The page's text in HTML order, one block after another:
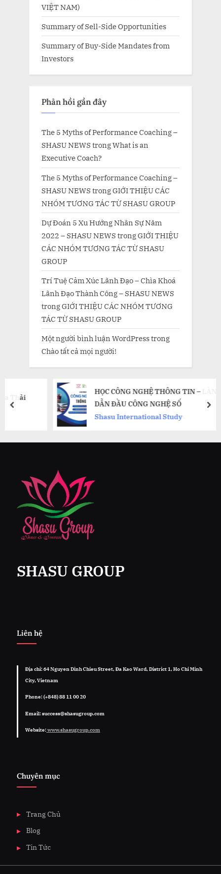
VIỆT NAM)
Summary of Sell-Side Opportunities
Summary of Buy-Side Mandates from
Investors
Phản hồi gần đây
The 5 Myths of Performance Coaching –
SHASU NEWS trongWhat is an
Executive Coach?
The 5 Myths of Performance Coaching –
SHASU NEWS trongGIỚI THIỆU CÁC
NHÓM TƯƠNG TÁC TỪ SHASU GROUP
Dự Đoán 5 Xu Hướng Nhân Sự Năm
2022 – SHASU NEWS trongGIỚI THIỆU
CÁC NHÓM TƯƠNG TÁC TỪ SHASU
GROUP
Trí Tuệ Cảm Xúc Lãnh Đạo – Chìa Khoá
Lãnh Đạo Thành Công – SHASU NEWS
trongGIỚI THIỆU CÁC NHÓM TƯƠNG
TÁC TỪ SHASU GROUP
Một người bình luận WordPresstrong
Chào tất cả mọi người!
HỌC CÔNG NGHỆ THÔNG TIN – LÀN SÓNG
DẪN ĐẦU CÔNG NGHỆ SỐ
Shasu International Study
prev
SHASU GROUP
Liên hệ
Địa chỉ: 64 Nguyen Dinh Chieu Street, Đa Kao Ward, District 1, Ho Chi Minh
City, Vietnam
Phone: (+848) 88 11 00 20
Email: success@shasugroup.com
Website:www.shasugroup.com
Chuyên mục
Trang Chủ
Blog
Tin Tức